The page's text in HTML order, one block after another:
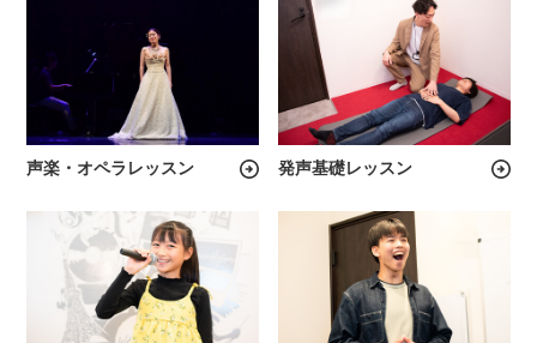
声楽・オペラレッスン 発声基礎レッスン